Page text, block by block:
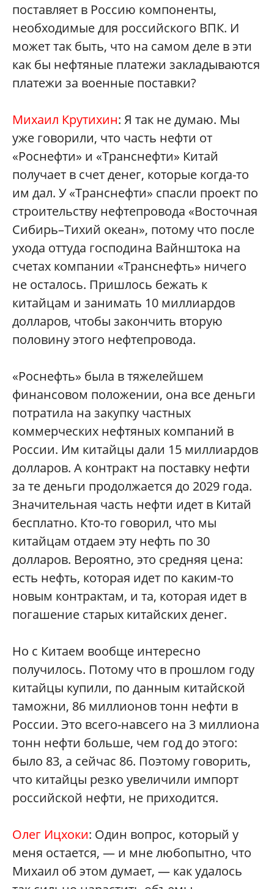
поставляет в Россию компоненты,
необходимые для российского ВПК. И
может так быть, что на самом деле в эти
как бы нефтяные платежи закладываются
платежи за военные поставки?
Михаил Крутихин: Я так не думаю. Мы
уже говорили, что часть нефти от
«Роснефти» и «Транснефти» Китай
получает в счет денег, которые когда-то
им дал. У «Транснефти» спасли проект по
строительству нефтепровода «Восточная
Сибирь–Тихий океан», потому что после
ухода оттуда господина Вайнштока на
счетах компании «Транснефть» ничего
не осталось. Пришлось бежать к
китайцам и занимать 10 миллиардов
долларов, чтобы закончить вторую
половину этого нефтепровода.
«Роснефть» была в тяжелейшем
финансовом положении, она все деньги
потратила на закупку частных
коммерческих нефтяных компаний в
России. Им китайцы дали 15 миллиардов
долларов. А контракт на поставку нефти
за те деньги продолжается до 2029 года.
Значительная часть нефти идет в Китай
бесплатно. Кто-то говорил, что мы
китайцам отдаем эту нефть по 30
долларов. Вероятно, это средняя цена:
есть нефть, которая идет по каким-то
новым контрактам, и та, которая идет в
погашение старых китайских денег.
Но с Китаем вообще интересно
получилось. Потому что в прошлом году
китайцы купили, по данным китайской
таможни, 86 миллионов тонн нефти в
России. Это всего-навсего на 3 миллиона
тонн нефти больше, чем год до этого:
было 83, а сейчас 86. Поэтому говорить,
что китайцы резко увеличили импорт
российской нефти, не приходится.
Олег Ицхоки: Один вопрос, который у
меня остается, — и мне любопытно, что
Михаил об этом думает, — как удалось